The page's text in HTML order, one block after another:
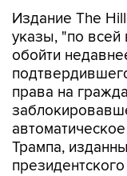
Издание The Hill
указы, "по всей
обойти
права на
Трампа,